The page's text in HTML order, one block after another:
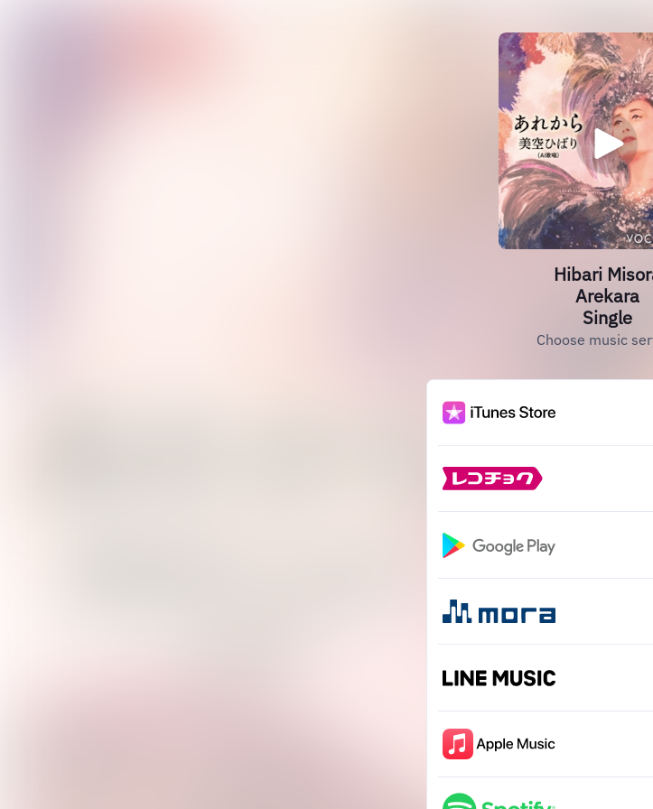
Hibari
Arekara
Single
Choose music